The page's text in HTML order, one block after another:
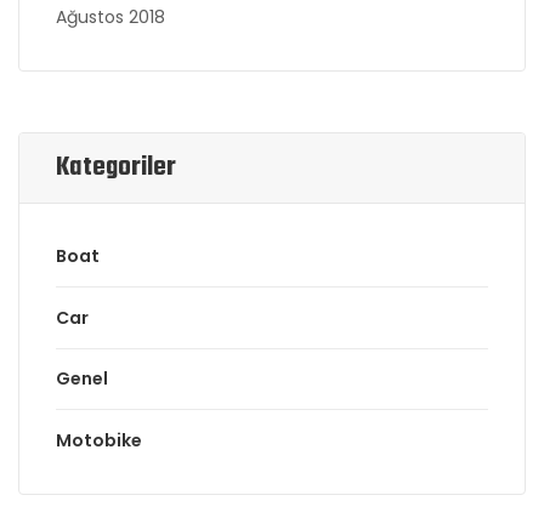
Ağustos 2018
Kategoriler
Boat
Car
Genel
Motobike